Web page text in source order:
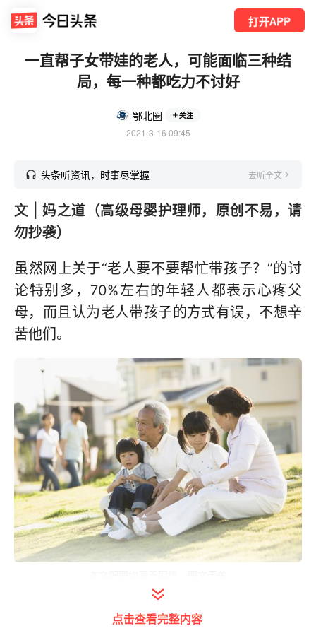
打开APP
一直帮子女带娃的老人，可能面临三种结
局，每一种都吃力不讨好
鄂北圈 关注
2021-3-16 09:45
头条听资讯，时事尽掌握 去听全文
文 | 妈之道（高级母婴护理师，原创不易，请
勿抄袭）
虽然网上关于“老人要不要帮忙带孩子？”的讨
论特别多，70%左右的年轻人都表示心疼父
母，而且认为老人带孩子的方式有误，不想辛
苦他们。
准备、经济条件也不是很好的年轻人，还是需
点击查看完整内容